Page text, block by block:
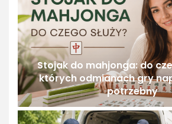
Stojak do mahjonga: do
których odmianach gry
potrzebny